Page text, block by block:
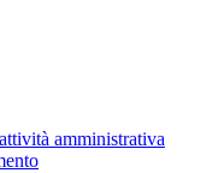
amministrativa